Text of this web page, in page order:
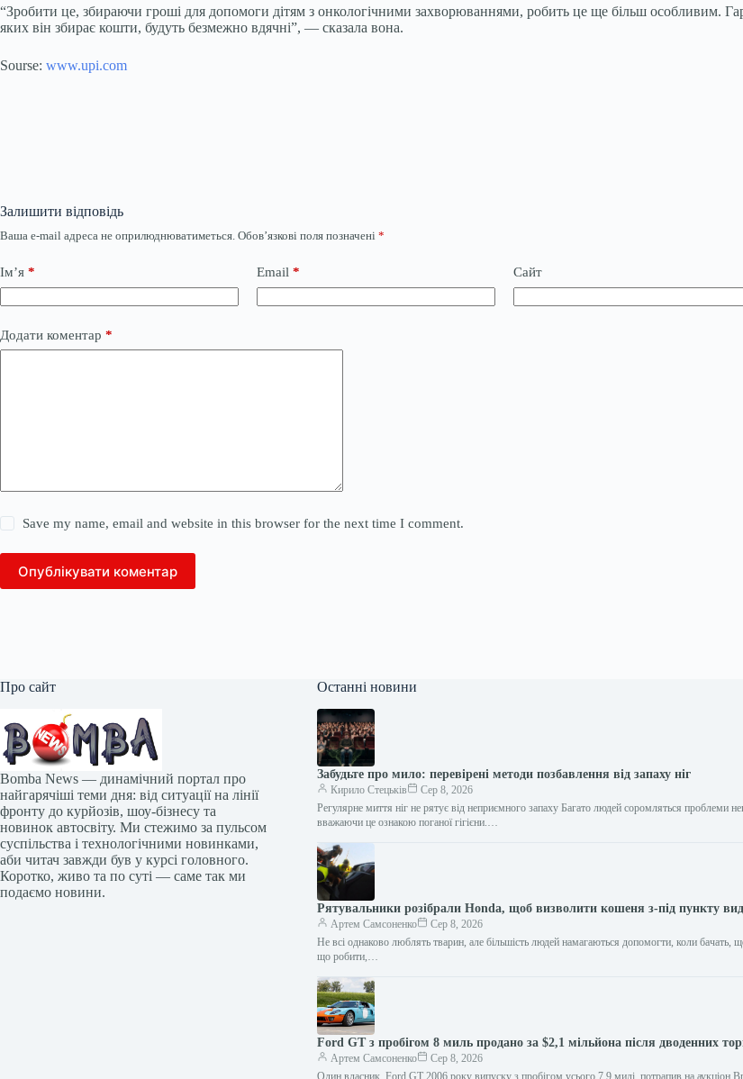
“Зробити це, збираючи гроші для допомоги дітям з онкологічними захворюваннями, робить це ще більш особливим.
яких він збирає кошти, будуть безмежно вдячні”, — сказала вона.
Sourse: www.upi.com
Залишити відповідь
Ваша e-mail адреса не оприлюднюватиметься. Обов’язкові поля позначені *
Ім’я * Email * Сайт
Додати коментар *
Save my name, email and website in this browser for the next time I comment.
Опублікувати коментар
Про сайт
Bomba News — динамічний портал про
найгарячіші теми дня: від ситуації на лінії
фронту до курйозів, шоу-бізнесу та
новинок автосвіту. Ми стежимо за пульсом
суспільства і технологічними новинками,
аби читач завжди був у курсі головного.
Коротко, живо та по суті — саме так ми
подаємо новини.
Останні новини
Забудьте про мило: перевірені методи позбавлення від запаху ніг
Кирило Стецьків
Сер 8, 2026
Регулярне миття ніг не рятує від неприємного запаху Багато людей соромляться проблеми
вважаючи це ознакою поганої гігієни.…
Рятувальники розібрали Honda, щоб визволити кошеня з-під пункту
Артем Самсоненко
Сер 8, 2026
Не всі однаково люблять тварин, але більшість людей намагаються допомогти, коли бачать,
що робити,…
Ford GT з пробігом 8 миль продано за $2,1 мільйона після дводенних
Артем Самсоненко
Сер 8, 2026
Один власник, Ford GT 2006 року випуску з пробігом усього 7,9 милі, потрапив на аукціон